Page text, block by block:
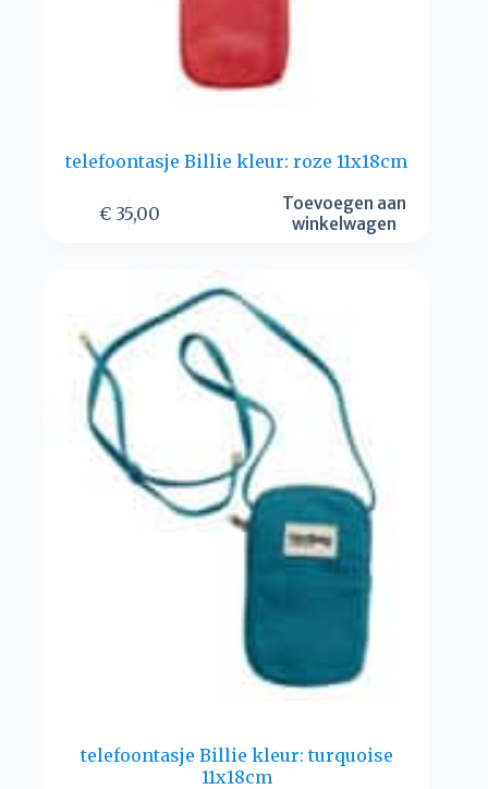
telefoontasje Billie kleur: roze 11x18cm
€35,00
Toevoegen aan
winkelwagen
telefoontasje Billie kleur: turquoise
11x18cm